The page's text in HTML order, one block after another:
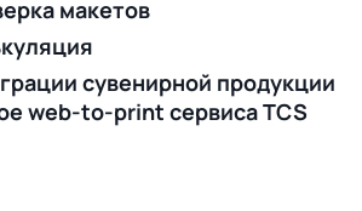
макетов
сувенирной продукции
web-to-print сервиса TCS